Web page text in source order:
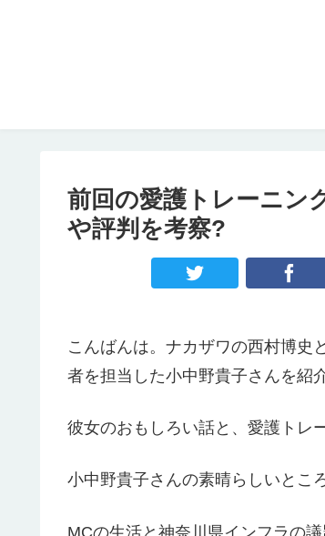
前回の愛護トレーニン
や評判を考察?
こんばんは。ナカザワの西村博史
者を担当した小中野貴子さんを紹
彼女のおもしろい話と、愛護トレ
小中野貴子さんの素晴らしいとこ
MCの生活と神奈川県インフラの